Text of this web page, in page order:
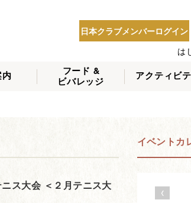
日本クラブメンバーログイン
は
フード &
ビバレッジ
アクティビ
ス大会 ＜２月テニス大
イベントカ
‹